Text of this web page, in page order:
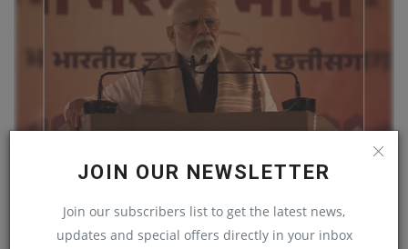
JOIN OUR NEWSLETTER
Join our subscribers list to get the latest news,
updates and special offers directly in your inbox
पीएम मोदी ने बताई सनातन की अहमियत, &#039;INDI&#039;